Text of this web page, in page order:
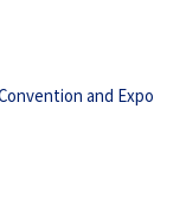
and Expo